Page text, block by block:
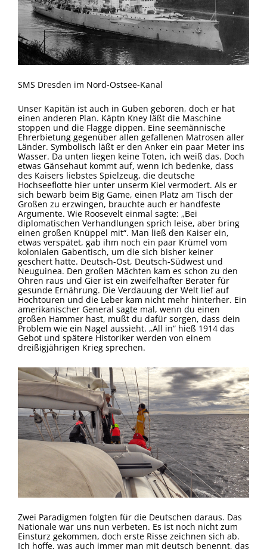
SMS Dresden im Nord-Ostsee-Kanal
Unser Kapitän ist auch in Guben geboren, doch er hat
einen anderen Plan. Käptn Kney läßt die Maschine
stoppen und die Flagge dippen. Eine seemännische
Ehrerbietung gegenüber allen gefallenen Matrosen aller
Länder. Symbolisch läßt er den Anker ein paar Meter ins
Wasser. Da unten liegen keine Toten, ich weiß das. Doch
etwas Gänsehaut kommt auf, wenn ich bedenke, dass
des Kaisers liebstes Spielzeug, die deutsche
Hochseeflotte hier unter unserm Kiel vermodert. Als er
sich bewarb beim Big Game, einen Platz am Tisch der
Großen zu erzwingen, brauchte auch er handfeste
Argumente. Wie Roosevelt einmal sagte: „Bei
diplomatischen Verhandlungen sprich leise, aber bring
einen großen Knüppel mit“. Man ließ den Kaiser ein,
etwas verspätet, gab ihm noch ein paar Krümel vom
kolonialen Gabentisch, um die sich bisher keiner
geschert hatte. Deutsch-Ost, Deutsch-Südwest und
Neuguinea. Den großen Mächten kam es schon zu den
Ohren raus und Gier ist ein zweifelhafter Berater für
gesunde Ernährung. Die Verdauung der Welt lief auf
Hochtouren und die Leber kam nicht mehr hinterher. Ein
amerikanischer General sagte mal, wenn du einen
großen Hammer hast, mußt du dafür sorgen, dass dein
Problem wie ein Nagel aussieht. „All in“ hieß 1914 das
Gebot und spätere Historiker werden von einem
dreißigjährigen Krieg sprechen.
Zwei Paradigmen folgten für die Deutschen daraus. Das
Nationale war uns nun verbeten. Es ist noch nicht zum
Einsturz gekommen, doch erste Risse zeichnen sich ab.
Ich hoffe, was auch immer man mit deutsch benennt, das